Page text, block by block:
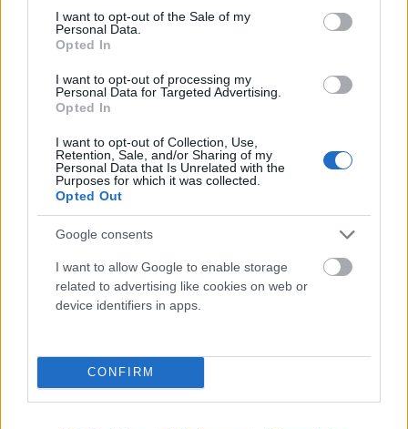
consent section.
I want to opt-out of the Sale of my
Personal Data.
Opted In
I want to opt-out of processing my
Personal Data for Targeted Advertising.
Opted In
I want to opt-out of Collection, Use,
Retention, Sale, and/or Sharing of my
Personal Data that Is Unrelated with the
Purposes for which it was collected.
Opted Out
Google consents
I want to allow Google to enable storage
related to advertising like cookies on web or
device identifiers in apps.
CONFIRM
A szex és az intimitás tehát nem egymás szinonimái.
tartós kapcsolatban azonban a kettő összefonódik: a test és
a lélek egyszerre kapcsolódik.Ha azt érezzük, hogy testben együtt
vagyunk, de lélekben távol, érdemes végigmenni ezeken a kérdéseken,
nem a tökéletes szexben rejlik, hanem abban, hogy merjük látni és
láttatni magunkat, és elég bátrak legyünk egymáshoz közel kerülni.
Önreflexiós kérdések, amelyek segíthetnek közelebb kerülni
egymáshoz:
Milyen helyzetekben érzem, hogy igazán biztonságban vagyok a
párom mellett?
Hogyan reagálok, amikor a társam sebezhetőséget mutat felém –
Van-e különbség aközött, ahogy a szexuális vágyat és az érzelmi
közelséget megélem?
Milyen kötődési mintát hoztam otthonról, és ez hogyan jelenik meg a